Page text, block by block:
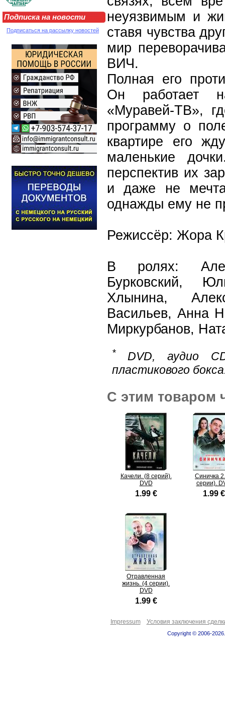
Подписка на новости
Подписаться на рассылку новостей
неуязвимым и
ставя чувства
мир
ВИЧ.
Полная его
Он работает
«Муравей-ТВ»,
программу о
квартире его
маленькие
перспектив их
и даже не
однажды ему не
Режиссёр: Жора
В ролях:
Бурковский,
Хлынина,
Васильев, Анна
Миркурбанов,
*
DVD, аудио
пластикового
С этим товаром
Качели. (8 серий).
DVD
1.99 €
Синичка
серии).
1.99 €
Отравленная
жизнь. (4 серии).
DVD
1.99 €
Impressum Условия заключения
Copyright © 2006-